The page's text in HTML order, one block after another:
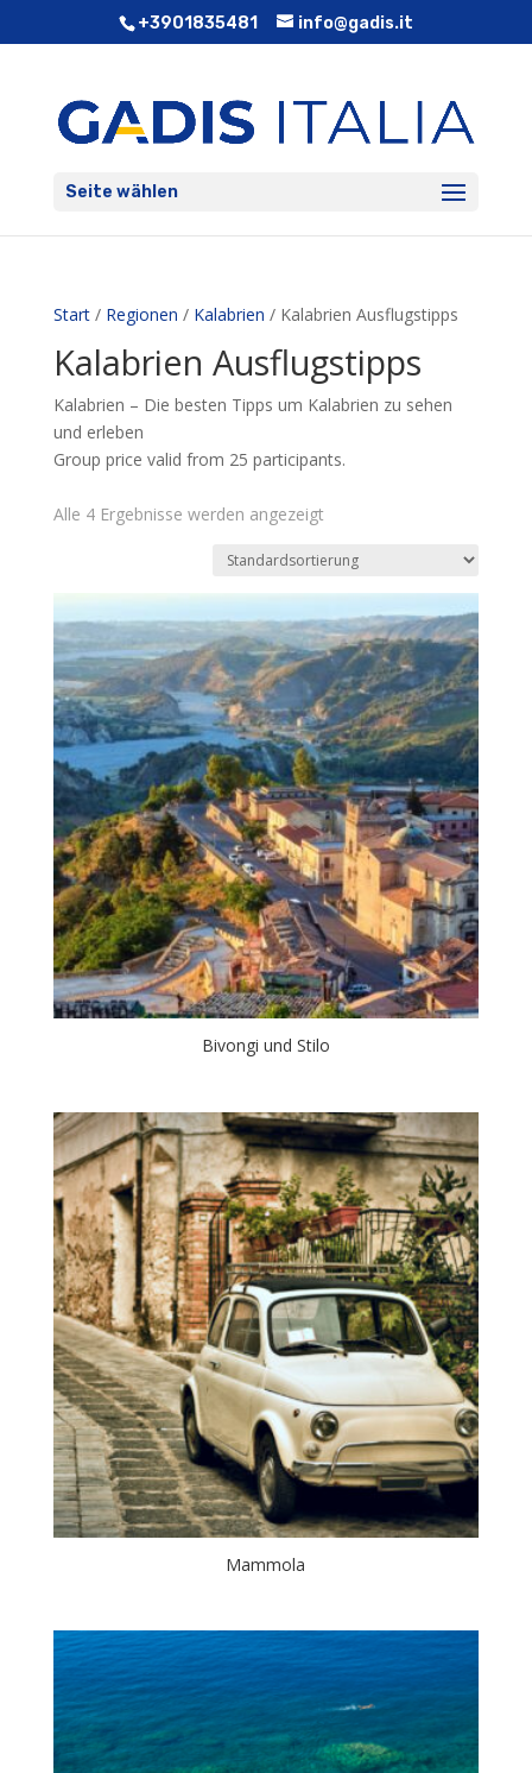
+3901835481 info@gadis.it
Seite wählen
Start/ Regionen / Kalabrien / Kalabrien Ausflugstipps
Kalabrien Ausflugstipps
Kalabrien – Die besten Tipps um Kalabrien zu sehen
und erleben
Group price valid from 25 participants.
Alle 4 Ergebnisse werden angezeigt
Bivongi und Stilo
Mammola